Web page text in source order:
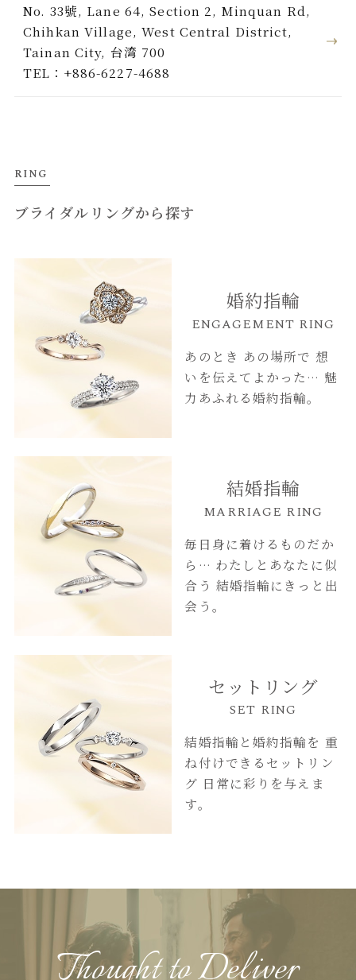
No. 33號, Lane 64, Section 2, Minquan Rd,
Chihkan Village, West Central District,
Tainan City, 台湾 700
TEL：+886-6227-4688
RING
ブライダルリングから探す
婚約指輪
ENGAGEMENT RING
あのとき あの場所で 想
いを伝えてよかった… 魅
力あふれる婚約指輪。
結婚指輪
MARRIAGE RING
毎日身に着けるものだか
ら… わたしとあなたに似
合う 結婚指輪にきっと出
会う。
セットリング
SET RING
結婚指輪と婚約指輪を 重
ね付けできるセットリン
グ 日常に彩りを与えま
す。